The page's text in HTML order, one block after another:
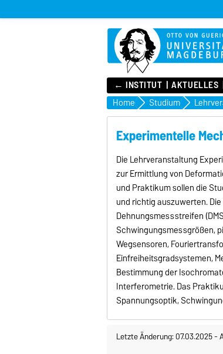
← INSTITUT AKTUELLES
Home Studium
Experimentelle
Die Lehrveranstaltung
zur Ermittlung von
und Praktikum sollen die
und richtig auszuwerten.
Dehnungsmessstreifen
Schwingungsmessgrößen,
Wegsensoren,
Einfreiheitsgradsystemen,
Bestimmung der
Interferometrie. Das
Spannungsoptik,
Letzte Änderung: 07.03.2025-